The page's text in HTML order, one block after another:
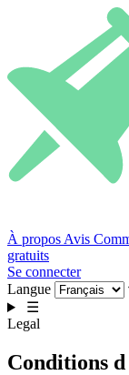
À propos Avis
gratuits
Se connecter
Langue
☰
Legal
Conditions d